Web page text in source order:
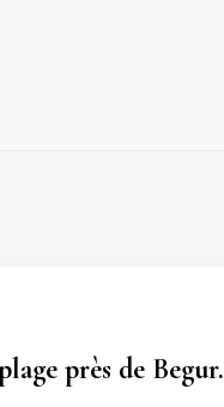
près de Begur.